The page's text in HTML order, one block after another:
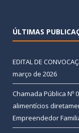
ÚLTIMAS
EDITAL DE
março de 2026
Chamada Pública Nº
alimentícios
Empreendedor